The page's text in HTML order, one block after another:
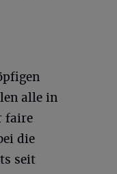
alle in
faire
die
seit